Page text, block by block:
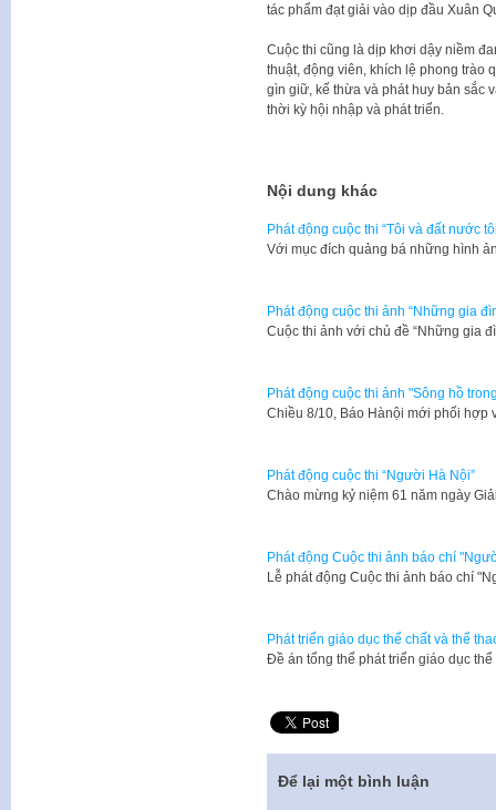
tác phẩm đạt giải vào dịp đầu Xuân
Cuộc thi cũng là dịp khơi dậy niềm
thuật, động viên, khích lệ phong trào
gìn giữ, kế thừa và phát huy bản sắc
thời kỳ hội nhập và phát triển.
Nội dung khác
Phát động cuộc thi “Tôi và đất nước
​Với mục đích quảng bá những hình
Phát động cuộc thi ảnh “Những gia
Cuộc thi ảnh với chủ đề “Những gia
Phát động cuộc thi ảnh "Sông hồ
​Chiều 8/10, Báo Hànội mới phối
Phát động cuộc thi “Người Hà Nội”
​Chào mừng kỷ niệm 61 năm ngày
Phát động Cuộc thi ảnh báo chí
Lễ phát động Cuộc thi ảnh báo chí
Phát triển giáo dục thể chất và thể
Đề án tổng thể phát triển giáo dục
Để lại một bình luận